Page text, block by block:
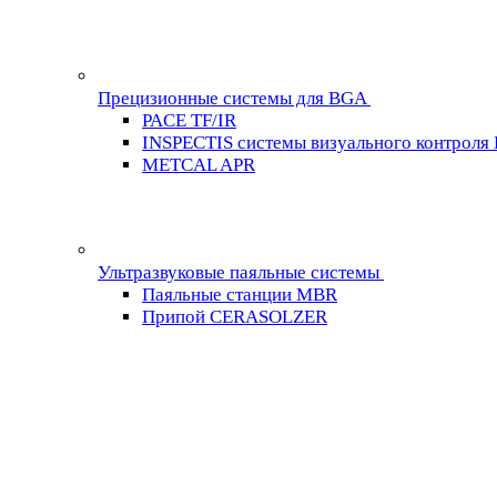
Прецизионные системы для BGA
PACE TF/IR
INSPECTIS системы визуального контроля
METCAL APR
Ультразвуковые паяльные системы
Паяльные станции MBR
Припой CERASOLZER